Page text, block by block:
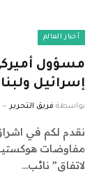
أخبار العالم
مسؤول
إسرائيل
بواسطة فريق التحرير
مفاوضات
لاتفاق” نائب…